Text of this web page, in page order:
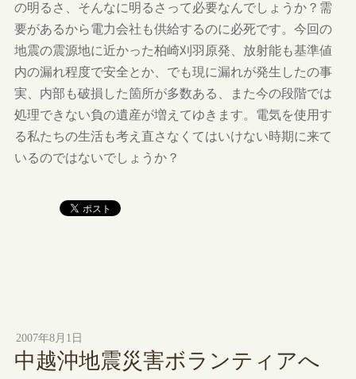
の明るさ、そんなに明るさって必要なんでしょうか？需
要があるから電力会社も供給するのに必死です。今回の
地震の震源地に近かった柏崎刈羽原発、放射能も基準値
内の漏れ程度で安全とか、でも現に漏れが発生したの事
実、内部も破損した箇所が多数ある、また今の段階では
処理できない負の遺産が増えてゆきます。電気を使用す
る私たちの生活も考え直さなくてはいけない時期に来て
いるのではないでしょうか？
2007年8月1日
中越沖地震災害ボランティアへ